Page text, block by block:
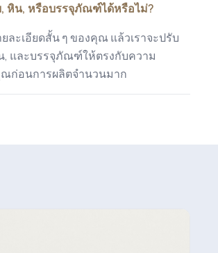
หิน, หรือบรรจุภัณฑ์ได้หรือไม่?
ละเอียดสั้น ๆ ของคุณ แล้วเราจะปรับ
, และบรรจุภัณฑ์ให้ตรงกับความ
ก่อนการผลิตจำนวนมาก